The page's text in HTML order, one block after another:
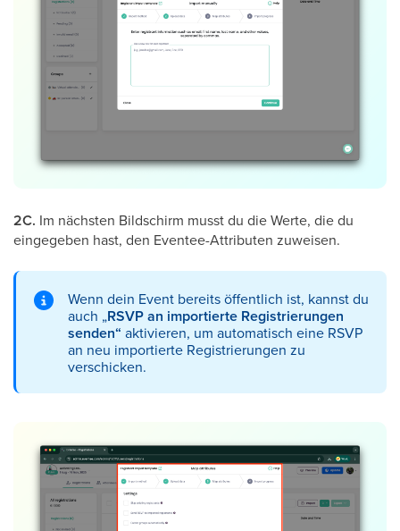
2C. Im nächsten Bildschirm musst du die Werte, die du
eingegeben hast, den Eventee-Attributen zuweisen.
Wenn dein Event bereits öffentlich ist, kannst du
auch „RSVP an importierte Registrierungen
senden“ aktivieren, um automatisch eine RSVP
an neu importierte Registrierungen zu
verschicken.